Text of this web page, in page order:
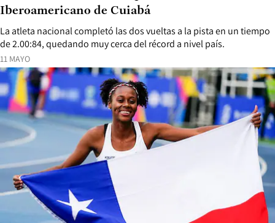
11 MAYO
La atleta nacional completó las dos vueltas a la pista en un tiempo
de 2.00:84, quedando muy cerca del récord a nivel país.
Iberoamericano de Cuiabá